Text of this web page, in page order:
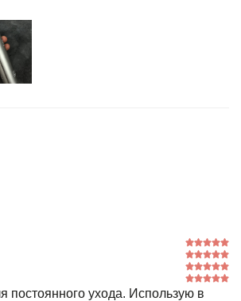
постоянного ухода. Использую в